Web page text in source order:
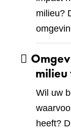
milieu?
Wil uw
heeft?